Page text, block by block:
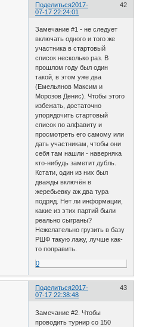
Поделиться 42
2017-
07-17 22:24:01
Замечание #1 - не следует
включать одного и того же
участника в стартовый
список несколько раз. В
прошлом году был один
такой, в этом уже два
(Емельянов Максим и
Морозов Денис). Чтобы этого
избежать, достаточно
упорядочить стартовый
список по алфавиту и
просмотреть его самому или
дать участникам, чтобы они
себя там нашли - наверняка
кто-нибудь заметит дубль.
Кстати, один из них был
дважды включён в
жеребьевку аж два тура
подряд. Нет ли информации,
какие из этих партий были
реально сыграны?
Нежелательно грузить в базу
РШФ такую лажу, лучше как-
то поправить.
0
Поделиться 43
2017-
07-17 22:38:48
Замечание #2. Чтобы
проводить турнир со 150